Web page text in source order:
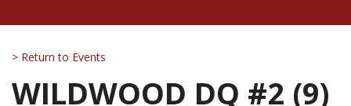
> Return to Events
WILDWOOD DQ #2 (9)